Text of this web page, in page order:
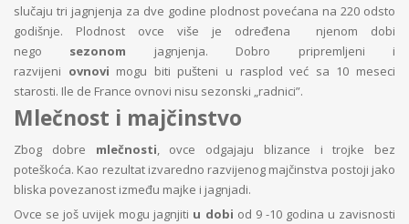
slučaju tri jagnjenja za dve godine plodnost povećana na 220 odsto
godišnje. Plodnost ovce više je određena njenom dobi
nego
sezonom
jagnjenja. Dobro pripremljeni i
razvijeni ovnovi mogu biti pušteni u rasplod već sa 10 meseci
starosti. Ile de France ovnovi nisu sezonski „radnici”.
Mlečnost i majčinstvo
Zbog dobre mlečnosti, ovce odgajaju blizance i trojke bez
poteškoća. Kao rezultat izvaredno razvijenog majčinstva postoji jako
bliska povezanost između majke i jagnjadi.
Ovce se još uvijek mogu jagnjiti u dobi od 9 -10 godina u zavisnosti